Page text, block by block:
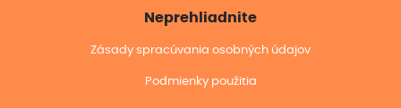
Neprehliadnite
Zásady spracúvania osobných údajov
Podmienky použitia